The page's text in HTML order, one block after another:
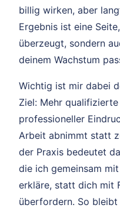
billig wirken, aber
Ergebnis ist eine
überzeugt, sondern
deinem Wachstum
Wichtig ist mir dabei
Ziel: Mehr
professioneller
Arbeit abnimmt statt
der Praxis bedeutet
die ich gemeinsam
erkläre, statt dich mit
überfordern. So bleibt